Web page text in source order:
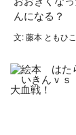
んになる？
文: 藤本 ともひ